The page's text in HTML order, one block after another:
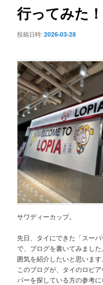
行ってみた！
投稿日時:2026-03-28
サワディーカップ。
先日、タイにできた 「スー
で、ブログを書いてみまし
囲気を紹介したいと思います。
このブログが、タイのロピ
パーを探している方の参考に